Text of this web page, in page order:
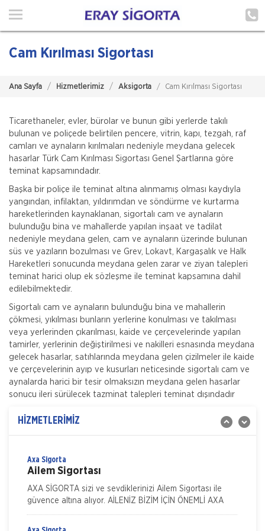
Ana Sayfa
Poliçe Hatırlat
İletişim
Müşteri Girişi
TEKLİF AL
Cam Kırılması Sigortası
Ana Sayfa Hizmetlerimiz Aksigorta Cam Kırılması Sigortası
Ticarethaneler, evler, bürolar ve bunun gibi yerlerde takılı
bulunan ve poliçede belirtilen pencere, vitrin, kapı, tezgah, raf
camları ve aynaların kırılmaları nedeniyle meydana gelecek
hasarlar Türk Cam Kırılması Sigortası Genel Şartlarına göre
teminat kapsamındadır.
Başka bir poliçe ile teminat altına alınmamış olması kaydıyla
yangından, infilaktan, yıldırımdan ve söndürme ve kurtarma
hareketlerinden kaynaklanan, sigortalı cam ve aynaların
bulunduğu bina ve mahallerde yapılan inşaat ve tadilat
nedeniyle meydana gelen, cam ve aynaların üzerinde bulunan
süs ve yazıların bozulması ve Grev, Lokavt, Kargaşalık ve Halk
Hareketleri sonucunda meydana gelen zarar ve ziyan talepleri
teminat harici olup ek sözleşme ile teminat kapsamına dahil
edilebilmektedir.
Sigortalı cam ve aynaların bulunduğu bina ve mahallerin
çökmesi, yıkılması bunların yerlerine konulması ve takılması
veya yerlerinden çıkarılması, kaide ve çerçevelerinde yapılan
tamirler, yerlerinin değiştirilmesi ve nakilleri esnasında meydana
gelecek hasarlar, satıhlarında meydana gelen çizilmeler ile kaide
ve çerçevelerinin ayıp ve kusurları neticesinde sigortalı cam ve
aynalarda harici bir tesir olmaksızın meydana gelen hasarlar
sonucu ileri sürülecek tazminat talepleri teminat dışındadır
HİZMETLERİMİZ
Aksigorta
Zorunlu Deprem Sigortası
Zorunlu Deprem Sigortası depremin, deprem sonucu
yangın, infilak, tsunami ve yer kaymasının sigortalı
binalarda neden olacağı hasarlara karşı güvence sağlar.
Teminatı Doğal Afetler
Aksigorta
İş Yeri Sigortası
İş yeri Paket Sigortası siz iş yeri sahipleri düşünülerek
Axa Sigorta
Ailem Sigortası
AXA SİGORTA sizi ve sevdiklerinizi Ailem Sigortası ile
güvence altına alıyor. AİLENİZ BİZİM İÇİN ÖNEMLİ AXA
SİGORTA sizi ve/veya ailenizi, ferdi kaza teminatları il